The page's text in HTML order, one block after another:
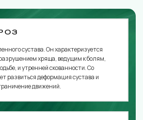
сустава. Он характеризуется
хряща, ведущим к болям,
и утренней скованности. Со
развиться деформация сустава и
движений.